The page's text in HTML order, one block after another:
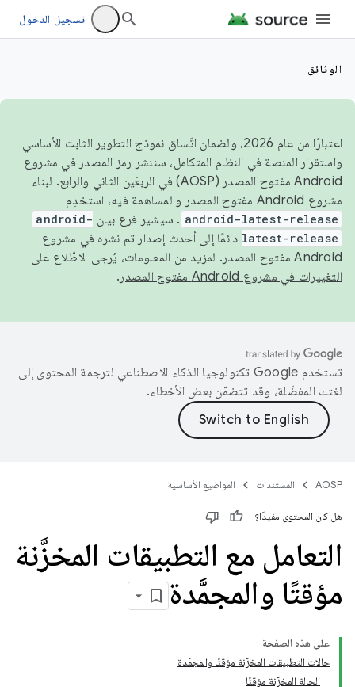
تسجيل الدخول
الوثائق
اعتبارًا من عام 2026، ولضمان اتّساق نموذج التطوير الثابت الأساسي
واستقرار المنصة في النظام المتكامل، سننشر رمز المصدر في مشروع
Android مفتوح المصدر (AOSP) في الربعَين الثاني والرابع. لبناء
مشروع Android مفتوح المصدر والمساهمة فيه، استخدِم
android-latest-release . سيشير فرع بيان android-
latest-release دائمًا إلى أحدث إصدار تم نشره في مشروع
Android مفتوح المصدر. لمزيد من المعلومات، يُرجى الاطّلاع على
التغييرات في مشروع Android مفتوح المصدر
.
تستخدم Google تكنولوجيا الذكاء الاصطناعي لترجمة المحتوى إلى
لغتك المفضّلة، وقد تتضمّن بعض الأخطاء.
AOSP المستندات المواضيع الأساسية
هل كان المحتوى مفيدًا؟
التعامل مع التطبيقات المخزَّنة
مؤقتًا والمجمَّدة
على هذه الصفحة
حالات التطبيقات المخزّنة مؤقتًا والمجمّدة
الحالة المخزّنة مؤقتًا